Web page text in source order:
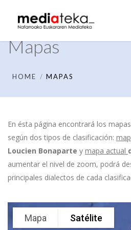
Mapas
HOME MAPAS
En ésta página encontrará los
según dos tipos de clasificación:
Loucien Bonaparte y mapa actual
aumentar el nivel de zoom, podrá
principales dialectos de cada
Mapa Satélite